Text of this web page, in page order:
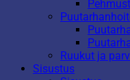
Ruukut ja
Sisustus